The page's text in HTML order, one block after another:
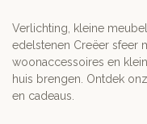
Verlichting, kleine
edelstenen Creëer sfeer
woonaccessoires en
huis brengen. Ontdek
en cadeaus.